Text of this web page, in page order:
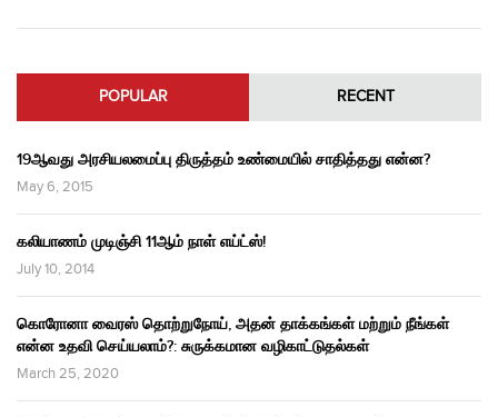
POPULAR RECENT
19ஆவது அரசியலமைப்பு திருத்தம் உண்மையில் சாதித்தது என்ன?
May 6, 2015
கலியாணம் முடிஞ்சி 11ஆம் நாள் எய்ட்ஸ்!
July 10, 2014
கொரோனா வைரஸ் தொற்றுநோய், அதன் தாக்கங்கள் மற்றும் நீங்கள்
என்ன உதவி செய்யலாம்?: சுருக்கமான வழிகாட்டுதல்கள்
March 25, 2020